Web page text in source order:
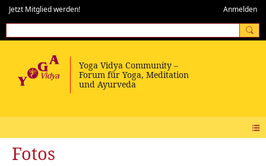
Jetzt Mitglied werden! Anmelden
Fotos